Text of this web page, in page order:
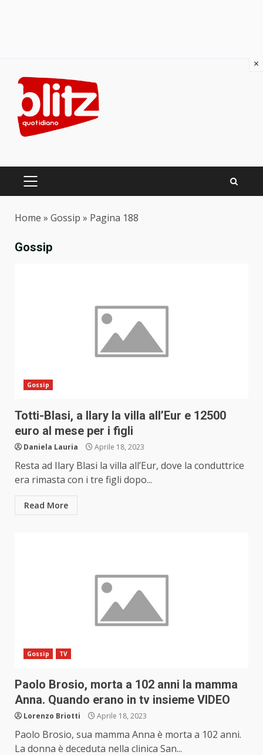
content
PRIMARY
Home » Gossip » Pagina 188
Gossip
Gossip
Totti-Blasi, a Ilary la villa all’Eur e 12500
euro al mese per i figli
Daniela Lauria Aprile 18, 2023
Resta ad Ilary Blasi la villa all’Eur, dove la conduttrice
era rimasta con i tre figli dopo...
Read More
Gossip TV
Paolo Brosio, morta a 102 anni la mamma
Anna. Quando erano in tv insieme VIDEO
Lorenzo Briotti Aprile 18, 2023
Paolo Brosio, sua mamma Anna è morta a 102 anni.
La donna è deceduta nella clinica San...
×